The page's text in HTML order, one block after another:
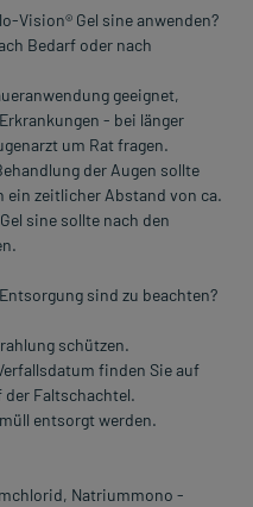
Vision® Gel sine anwenden?
Bedarf oder nach
geeignet,
- bei länger
um Rat fragen.
der Augen sollte
ein zeitlicher Abstand von ca.
sine sollte nach den
sind zu beachten?
schützen.
finden Sie auf
Faltschachtel.
entsorgt werden.
Natriummono -